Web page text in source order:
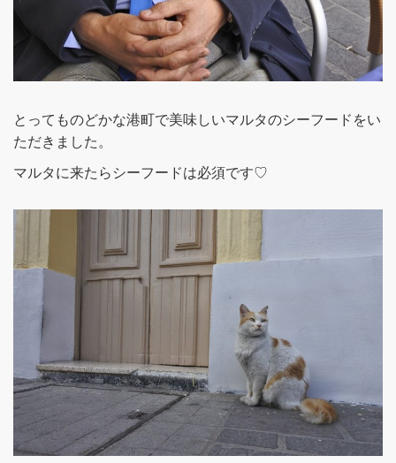
とってものどかな港町で美味しいマルタのシーフードをい
ただきました。
マルタに来たらシーフードは必須です♡